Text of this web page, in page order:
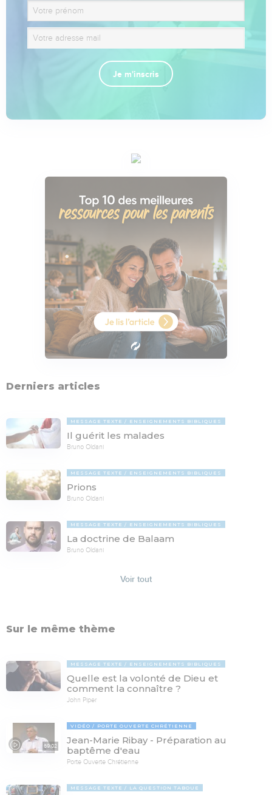
Je m'inscris
Derniers articles
MESSAGE TEXTE ENSEIGNEMENTS BIBLIQUES
Il guérit les malades
Bruno Oldani
MESSAGE TEXTE ENSEIGNEMENTS BIBLIQUES
Prions
Bruno Oldani
MESSAGE TEXTE ENSEIGNEMENTS BIBLIQUES
La doctrine de Balaam
Bruno Oldani
Voir tout
Sur le même thème
MESSAGE TEXTE ENSEIGNEMENTS BIBLIQUES
Quelle est la volonté de Dieu et
comment la connaître ?
John Piper
69:02
VIDÉO PORTE OUVERTE CHRÉTIENNE
Jean-Marie Ribay - Préparation au
baptême d'eau
Porte Ouverte Chrétienne
MESSAGE TEXTE LA QUESTION TABOUE